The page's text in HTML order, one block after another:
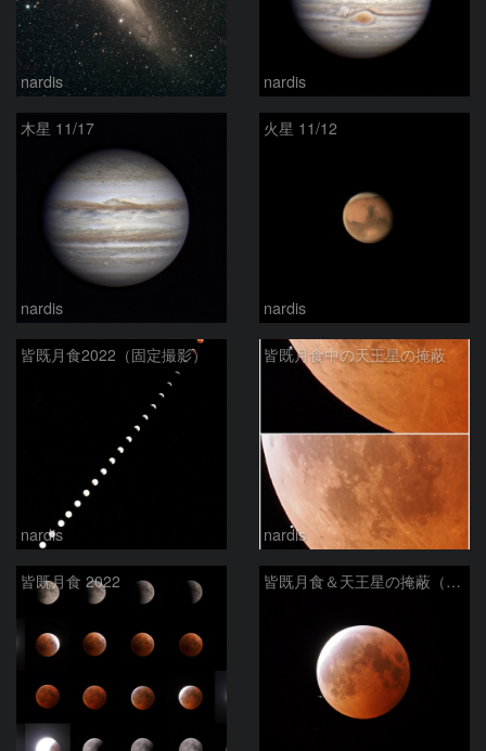
nardis nardis
木星 11/17
nardis
火星 11/12
nardis
皆既月食2022（固定撮影）
nardis
皆既月食中の天王星の掩蔽
nardis
皆既月食 2022 皆既月食＆天王星の掩蔽（潜入直前）